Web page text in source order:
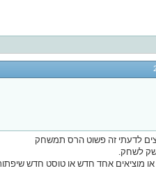
לדעתי זה פשוט הרס תמשחק
לשחק.